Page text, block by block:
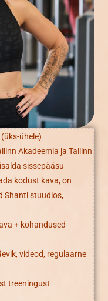
ühele)
Akadeemia ja Tallinn
sissepääsu
kodust kava, on
Shanti stuudios,
+ kohandused
videod, regulaarne
treeningust